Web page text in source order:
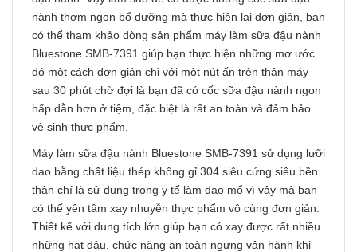
nành thơm ngon bổ dưỡng mà thực hiện lại đơn giản, bạn
có thể tham khảo dòng sản phẩm máy làm sữa đậu nành
Bluestone SMB-7391 giúp bạn thực hiện những mơ ước
đó một cách đơn giản chỉ với một nút ấn trên thân máy
sau 30 phút chờ đợi là bạn đã có cốc sữa đậu nành ngon
hấp dẫn hơn ở tiệm, đặc biệt là rất an toàn và đảm bảo
vệ sinh thực phẩm.
Máy làm sữa đậu nành Bluestone SMB-7391 sử dụng lưỡi
dao bằng chất liệu thép không gỉ 304 siêu cứng siêu bền
thận chí là sử dụng trong y tế làm dao mổ vì vậy mà bạn
có thể yên tâm xay nhuyễn thực phẩm vô cùng đơn giản.
Thiết kế với dung tích lớn giúp bạn có xay được rất nhiều
những hạt đậu, chức năng an toàn ngưng vận hành khi